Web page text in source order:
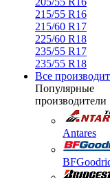
215/55 R16
215/60 R17
225/60 R18
235/55 R17
235/55 R18
Все
Популярные
производители
Antares